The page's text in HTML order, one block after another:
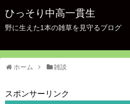
ひっそり中高一貫生
野に生えた1本の雑草を見守るブログ
ホーム 雑談
スポンサーリンク